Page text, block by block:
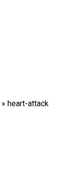
» heart-attack